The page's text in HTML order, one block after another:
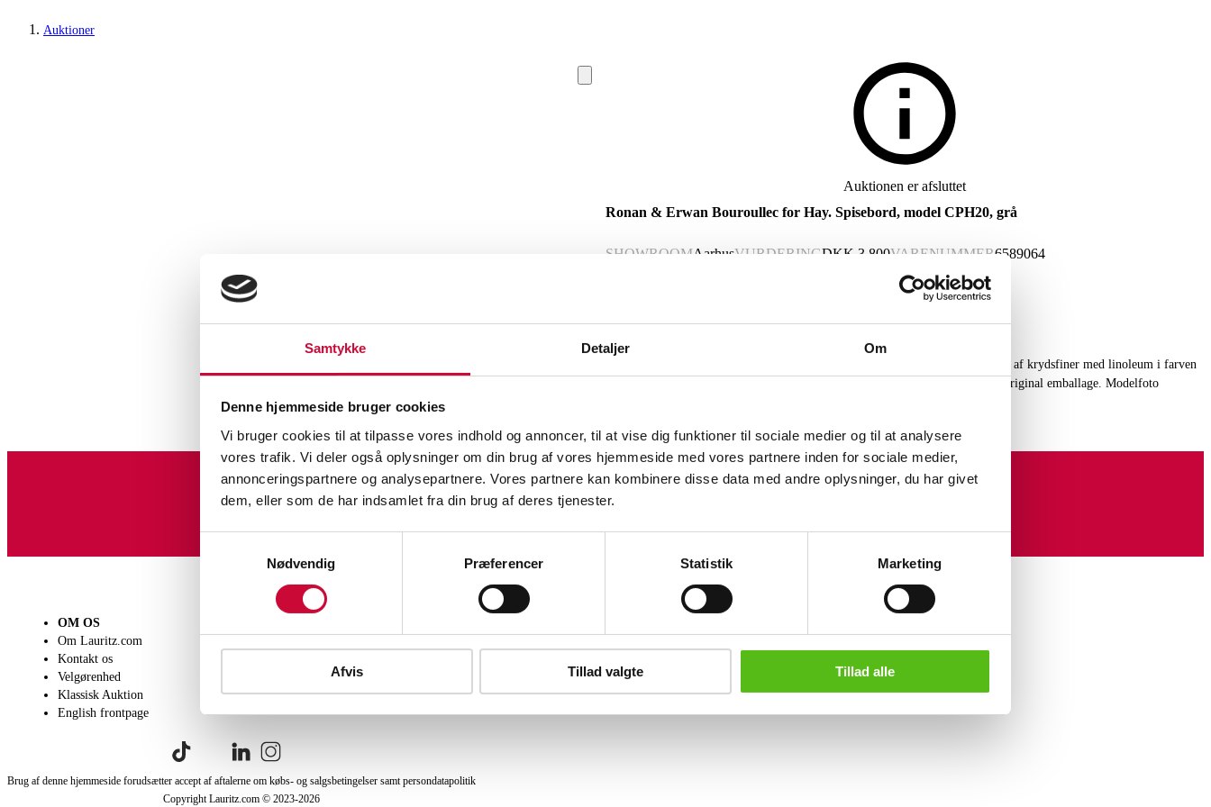
Samtykke Detaljer Om
Denne hjemmeside bruger cookies
Vi bruger cookies til at tilpasse vores indhold og annoncer, til at vise dig funktioner til sociale medier og til at analysere
vores trafik. Vi deler også oplysninger om din brug af vores hjemmeside med vores partnere inden for sociale medier,
annonceringspartnere og analysepartnere. Vores partnere kan kombinere disse data med andre oplysninger, du har givet
dem, eller som de har indsamlet fra din brug af deres tjenester.
Nødvendig
Præferencer Statistik Marketing
Afvis Tillad valgte Tillad alle
Auktioner
Auktionen er afsluttet
Ronan & Erwan Bouroullec for Hay. Spisebord, model CPH20, grå
SHOWROOMAarhusVURDERINGDKK 3.800VARENUMMER6589064
Ronan & Erwan Bouroullec for Hay. Spisebord, model CPH20, med bordplade af krydsfiner med linoleum i farven
grå og ben af massivt lakeret eg. H. 74 cm., Ø. 120 cm. Fremstår ubrugt og i original emballage. Modelfoto
Lignende varer
Tilmeld dig vores nyhedsbrev og modtag nyheder samt tilbud direkte i din email.
OM OS
Om Lauritz.com
Kontakt os
Velgørenhed
Klassisk Auktion
English frontpage
Købsvilkår
Brug af denne hjemmeside forudsætter accept af aftalerne om købs- og salgsbetingelser samt persondatapolitik
Copyright Lauritz.com © 2023-2026